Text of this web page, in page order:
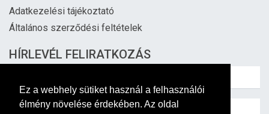
Ez a webhely sütiket használ a felhasználói
élmény növelése érdekében. Az oldal
Adatkezelési tájékoztató
Általános szerződési feltételek
HÍRLEVÉL FELIRATKOZÁS